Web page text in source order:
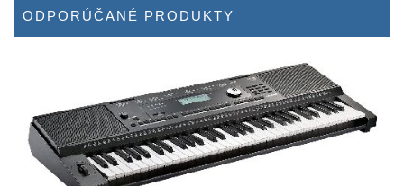
ODPORÚČANÉ PRODUKTY